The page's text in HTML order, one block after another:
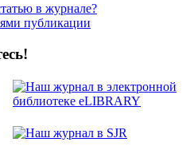
в журнале?
публикации